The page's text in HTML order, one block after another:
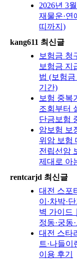
2026년 3
재물운·연
띠까지)
kang611 최신글
보험금 청
보험금 지
법 (보험
기간)
보험 중복
조회부터
단금보험
암보험 보
위암 보험
전립선암
제대로 아
rentcarjd 최신글
대전 스포
이·차박·
벽 가이드
정동·궁동
대전 스타
트·나들이
이용 후기